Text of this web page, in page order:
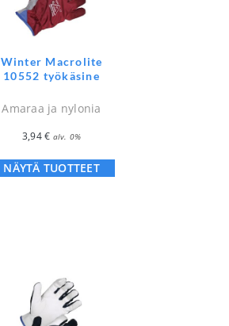
Winter Macrolite
10552 työkäsine
Amaraa ja nylonia
3,94€ alv. 0%
NÄYTÄ TUOTTEET